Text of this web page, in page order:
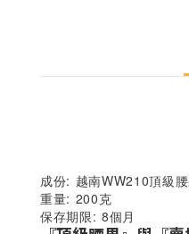
成份: 越南WW210頂級
重量: 200克
保存期限: 8個月